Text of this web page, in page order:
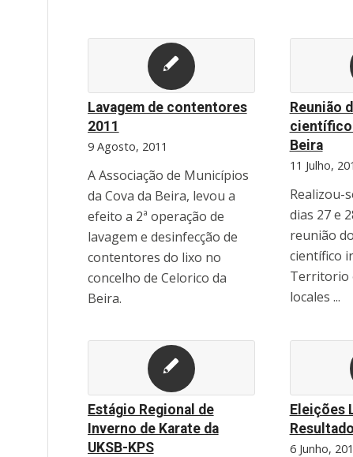
Lavagem de contentores
2011
9 Agosto, 2011
A Associação de Municípios
da Cova da Beira, levou a
efeito a 2ª operação de
lavagem e desinfecção de
contentores do lixo no
concelho de Celorico da
Beira.
Reunião
científico
Beira
11 Julho,
Realizou-
dias 27 e
reunião
científico
locales ...
Estágio Regional de
Inverno de Karate da
UKSB-KPS
Eleições
6 Junho,